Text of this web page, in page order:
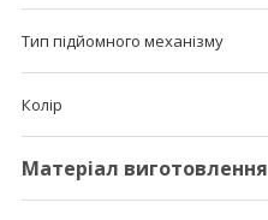
Тип підйомного механізму
Колір
Матеріал виготовлення